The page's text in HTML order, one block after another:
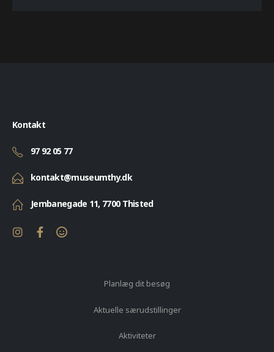
Kontakt
97 92 05 77
kontakt@museumthy.dk
Jernbanegade 11, 7700 Thisted
Planlæg dit besøg
Aktuelle særudstillinger
Aktiviteter